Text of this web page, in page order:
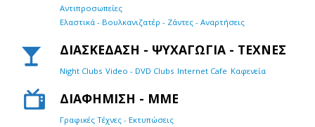
Αντιπροσωπείες
Ελαστικά - Βουλκανιζατέρ - Ζάντες - Αναρτήσεις
ΔΙΑΣΚΕΔΑΣΗ - ΨΥΧΑΓΩΓΙΑ - ΤΕΧΝΕΣ
Night Clubs Video - DVD Clubs Internet Cafe Καφενεία
ΔΙΑΦΗΜΙΣΗ - ΜΜΕ
Γραφικές Τέχνες - Εκτυπώσεις